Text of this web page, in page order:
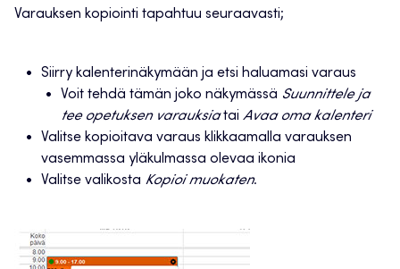
Varauksen kopiointi tapahtuu seuraavasti;
Siirry kalenterinäkymään ja etsi haluamasi varaus
Voit tehdä tämän joko näkymässä Suunnittele ja
tee opetuksen varauksiatai Avaa oma kalenteri
Valitse kopioitava varaus klikkaamalla varauksen
vasemmassa yläkulmassa olevaa ikonia
Valitse valikosta Kopioi muokaten.